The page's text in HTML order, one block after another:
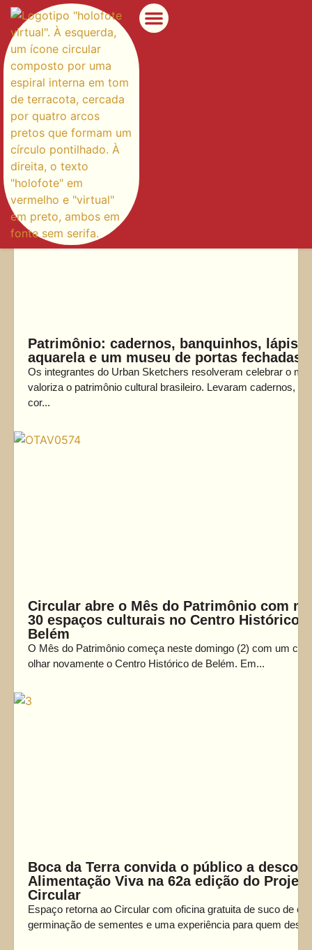
Categoria: CENTRO
HISTÓRICO
Patrimônio: cadernos, banquinhos, lápis
aquarela e um museu de portas fechadas
Os integrantes do Urban Sketchers resolveram celebrar o
valoriza o patrimônio cultural brasileiro. Levaram cadernos,
cor...
Circular abre o Mês do Patrimônio com
30 espaços culturais no Centro Histórico
Belém
O Mês do Patrimônio começa neste domingo (2) com um
olhar novamente o Centro Histórico de Belém. Em...
Boca da Terra convida o público a
Alimentação Viva na 62a edição do Projeto
Circular
Espaço retorna ao Circular com oficina gratuita de suco de
germinação de sementes e uma experiência para quem